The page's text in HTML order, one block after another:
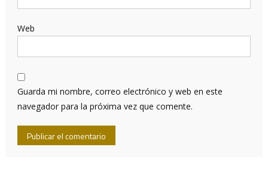
Web
Guarda mi nombre, correo electrónico y web en este
navegador para la próxima vez que comente.